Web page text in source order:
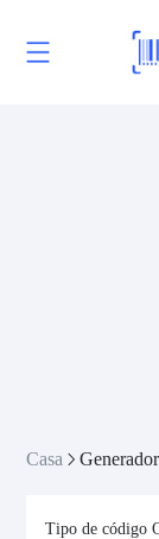
Casa
Tipo de código